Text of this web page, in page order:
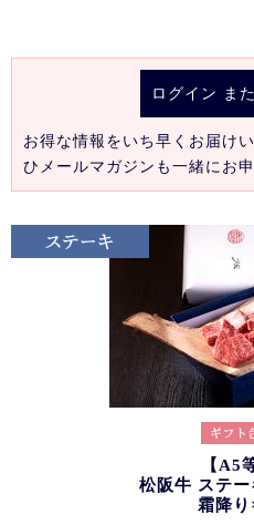
ログイン ま
お得な情報をいち早くお届け
ひメールマガジンも一緒にお
【A5
松阪牛 ステ
霜降